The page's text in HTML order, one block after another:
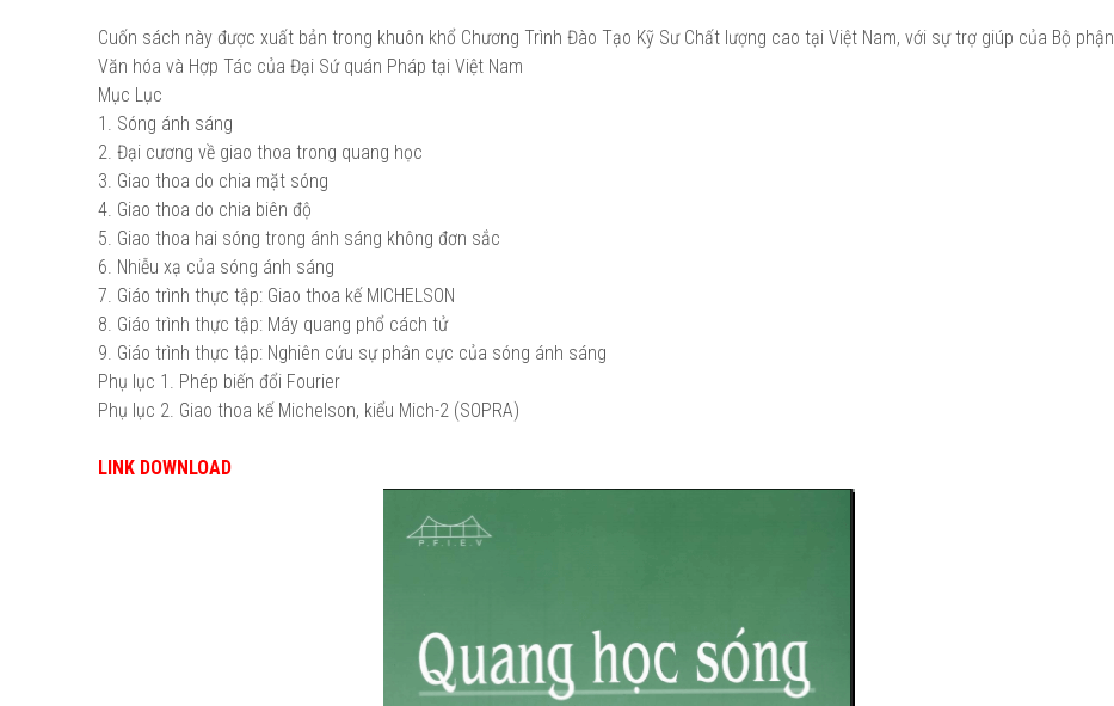
Cuốn sách này được xuất bản trong khuôn khổ Chương Trình Đào Tạo Kỹ Sư Chất lượng cao tại Việt Nam, với sự trợ giúp của Bộ phận
Văn hóa và Hợp Tác của Đại Sứ quán Pháp tại Việt Nam
Mục Lục
1. Sóng ánh sáng
2. Đại cương về giao thoa trong quang học
3. Giao thoa do chia mặt sóng
4. Giao thoa do chia biên độ
5. Giao thoa hai sóng trong ánh sáng không đơn sắc
6. Nhiễu xạ của sóng ánh sáng
7. Giáo trình thực tập: Giao thoa kế MICHELSON
8. Giáo trình thực tập: Máy quang phổ cách tử
9. Giáo trình thực tập: Nghiên cứu sự phân cực của sóng ánh sáng
Phụ lục 1. Phép biến đổi Fourier
Phụ lục 2. Giao thoa kế Michelson, kiểu Mich-2 (SOPRA)
LINK DOWNLOAD